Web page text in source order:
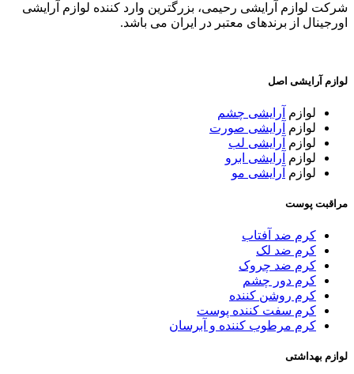
شرکت لوازم آرایشی رحیمی، بزرگترین وارد کننده لوازم آرایشی
اورجینال از برندهای معتبر در ایران می باشد.
لوازم آرایشی اصل
لوازم آرایشی چشم
لوازم آرایشی صورت
لوازم آرایشی لب
لوازم آرایشی ابرو
لوازم آرایشی مو
مراقبت پوست
کرم ضد آفتاب
کرم ضد لک
کرم ضد چروک
کرم دور چشم
کرم روشن کننده
کرم سفت کننده پوست
کرم مرطوب کننده و آبرسان
لوازم بهداشتی